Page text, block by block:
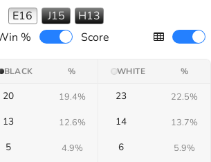
E16 J15
H13
%
Score
BLACK % WHITE %
20 19.4% 23 22.5%
13 12.6% 14 13.7%
5 4.9% 6 5.9%